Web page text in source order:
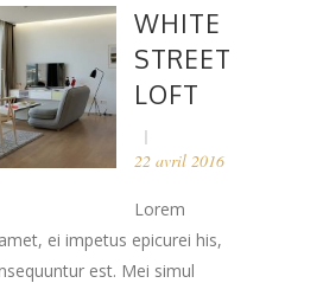
WHITE
STREET
LOFT
22 avril 2016
Lorem
ei impetus epicurei his,
est. Mei simul